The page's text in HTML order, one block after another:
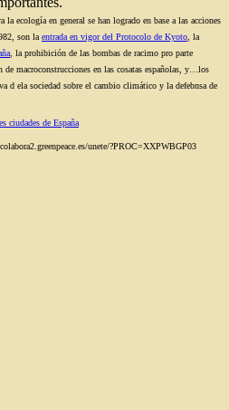
ecología en general se han logrado en base a las acciones
son la entrada en vigor del Protocolo de Kyoto , la
, la prohibición de las bombas de racimo pro parte
macroconstrucciones en las cosatas españolas, y…los
d ela sociedad sobre el cambio climático y la defebnsa de
ciudades de España
unete/?PROC=XXPWBGP03